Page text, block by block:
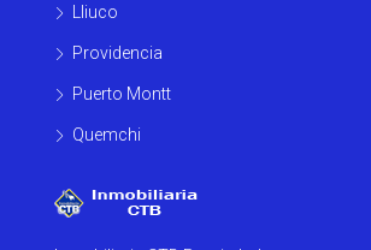
Lliuco
Providencia
Puerto Montt
Quemchi